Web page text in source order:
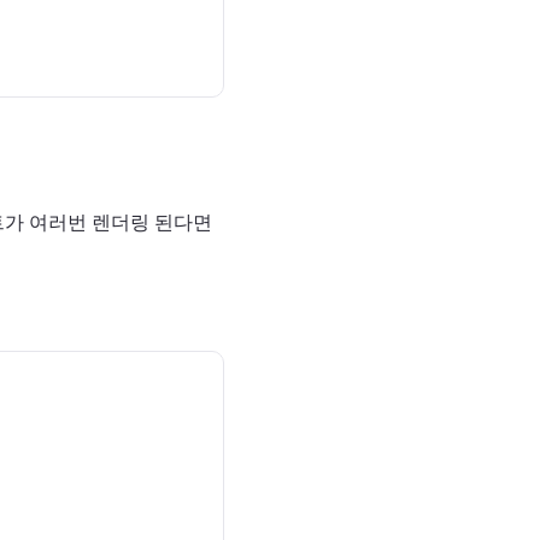
여러번 렌더링 된다면